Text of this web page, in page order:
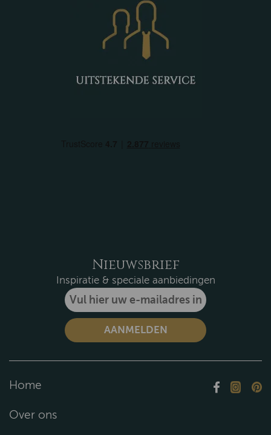
Nieuwsbrief
Inspiratie & speciale aanbiedingen
Home
Over ons